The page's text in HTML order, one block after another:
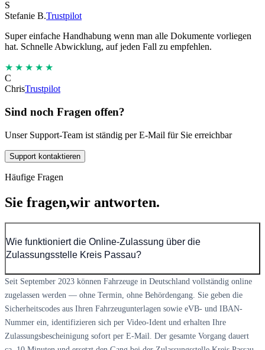
S
Stefanie B.Trustpilot
Super einfache Handhabung wenn man alle Dokumente vorliegen
hat. Schnelle Abwicklung, auf jeden Fall zu empfehlen.
★★★★★
C
ChrisTrustpilot
Sind noch Fragen offen?
Unser Support-Team ist ständig per E-Mail für Sie erreichbar
Support kontaktieren
Häufige Fragen
Sie fragen,wir antworten.
Wie funktioniert die Online-Zulassung über die
Zulassungsstelle Kreis Passau?
Seit September 2023 können Fahrzeuge in Deutschland vollständig online
zugelassen werden — ohne Termin, ohne Behördengang. Sie geben die
Sicherheitscodes aus Ihren Fahrzeugunterlagen sowie eVB- und IBAN-
Nummer ein, identifizieren sich per Video-Ident und erhalten Ihre
Zulassungsbescheinigung sofort per E-Mail. Der gesamte Vorgang dauert